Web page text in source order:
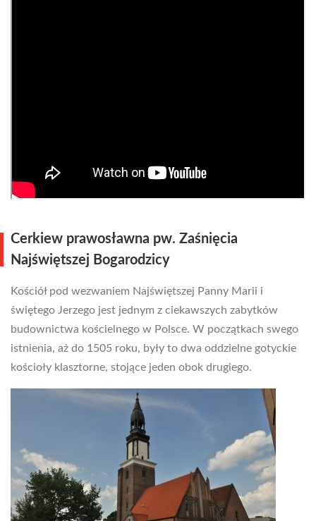
Cerkiew prawosławna pw. Zaśnięcia
Najświętszej Bogarodzicy
Kościół pod wezwaniem Najświętszej Panny Marii i
świętego Jerzego jest jednym z ciekawszych zabytków
budownictwa kościelnego w Polsce. W początkach swego
istnienia, aż do 1505 roku, były to dwa oddzielne gotyckie
kościoły klasztorne, stojące jeden obok drugiego.